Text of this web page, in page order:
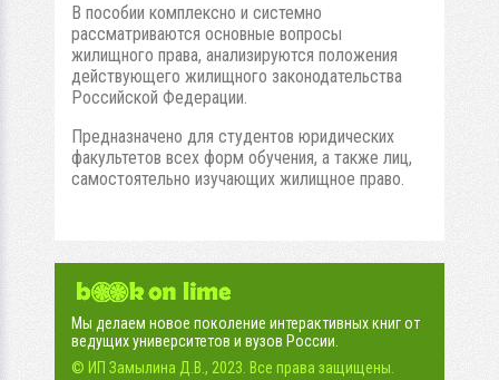
В пособии комплексно и системно
рассматриваются основные вопросы
жилищного права, анализируются положения
действующего жилищного законодательства
Российской Федерации.
Предназначено для студентов юридических
факультетов всех форм обучения, а также лиц,
самостоятельно изучающих жилищное право.
Мы делаем новое поколение интерактивных книг от
ведущих университетов и вузов России.
© ИП Замылина Д.В., 2023. Все права защищены.